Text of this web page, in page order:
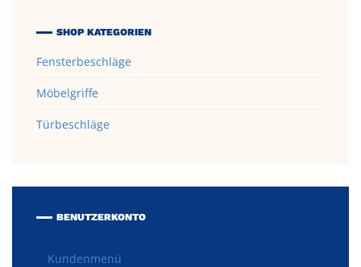
SHOP KATEGORIEN
Fensterbeschläge
Möbelgriffe
Türbeschläge
BENUTZERKONTO
Kundenmenü